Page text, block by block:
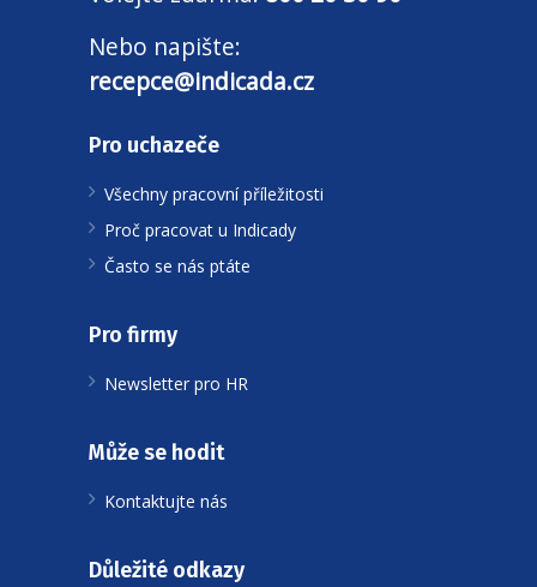
Nebo napište:
recepce@indicada.cz
Pro uchazeče
Všechny pracovní příležitosti
Proč pracovat u Indicady
Často se nás ptáte
Pro firmy
Newsletter pro HR
Může se hodit
Kontaktujte nás
Důležité odkazy